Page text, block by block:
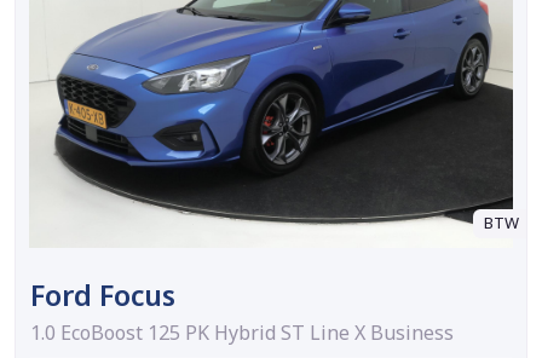
BTW
Ford Focus
1.0 EcoBoost 125 PK Hybrid ST Line X Business